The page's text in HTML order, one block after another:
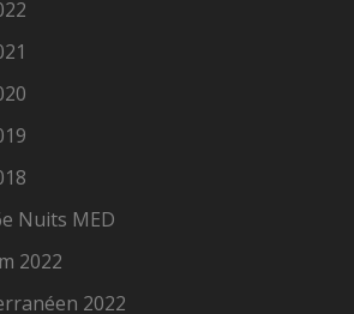
Nuits MED
2022
2022